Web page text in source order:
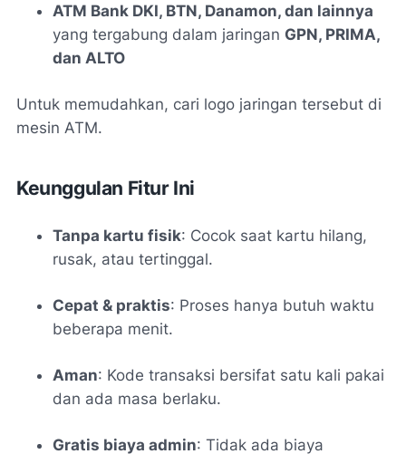
ATM Bank DKI, BTN, Danamon, dan lainnya
yang tergabung dalam jaringan GPN, PRIMA,
dan ALTO
Untuk memudahkan, cari logo jaringan tersebut di
mesin ATM.
Keunggulan Fitur Ini
Tanpa kartu fisik: Cocok saat kartu hilang,
rusak, atau tertinggal.
Cepat & praktis: Proses hanya butuh waktu
beberapa menit.
Aman: Kode transaksi bersifat satu kali pakai
dan ada masa berlaku.
Gratis biaya admin: Tidak ada biaya